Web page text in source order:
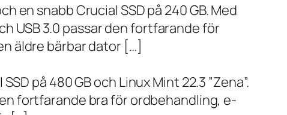
en snabb Crucial SSD på 240 GB. Med
USB 3.0 passar den fortfarande för
äldre bärbar dator […]
på 480 GB och Linux Mint 22.3 ”Zena”.
fortfarande bra för ordbehandling, e-